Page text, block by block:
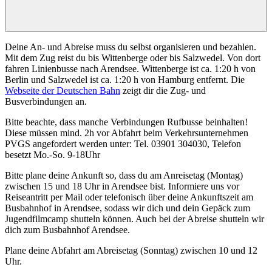
Deine An- und Abreise muss du selbst organisieren und bezahlen.
Mit dem Zug reist du bis Wittenberge oder bis Salzwedel. Von dort
fahren Linienbusse nach Arendsee. Wittenberge ist ca. 1:20 h von
Berlin und Salzwedel ist ca. 1:20 h von Hamburg entfernt. Die
Webseite der Deutschen Bahn zeigt dir die Zug- und
Busverbindungen an.
Bitte beachte, dass manche Verbindungen Rufbusse beinhalten!
Diese müssen mind. 2h vor Abfahrt beim Verkehrsunternehmen
PVGS angefordert werden unter: Tel. 03901 304030, Telefon
besetzt Mo.-So. 9-18Uhr
Bitte plane deine Ankunft so, dass du am Anreisetag (Montag)
zwischen 15 und 18 Uhr in Arendsee bist. Informiere uns vor
Reiseantritt per Mail oder telefonisch über deine Ankunftszeit am
Busbahnhof in Arendsee, sodass wir dich und dein Gepäck zum
Jugendfilmcamp shutteln können. Auch bei der Abreise shutteln wir
dich zum Busbahnhof Arendsee.
Plane deine Abfahrt am Abreisetag (Sonntag) zwischen 10 und 12
Uhr.